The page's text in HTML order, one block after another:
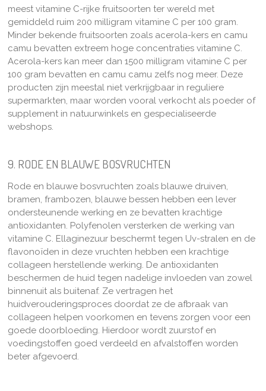
meest vitamine C-rijke fruitsoorten ter wereld met
gemiddeld ruim 200 milligram vitamine C per 100 gram.
Minder bekende fruitsoorten zoals acerola-kers en camu
camu bevatten extreem hoge concentraties vitamine C.
Acerola-kers kan meer dan 1500 milligram vitamine C per
100 gram bevatten en camu camu zelfs nog meer. Deze
producten zijn meestal niet verkrijgbaar in reguliere
supermarkten, maar worden vooral verkocht als poeder of
supplement in natuurwinkels en gespecialiseerde
webshops.
9. RODE EN BLAUWE BOSVRUCHTEN
Rode en blauwe bosvruchten zoals blauwe druiven,
bramen, frambozen, blauwe bessen hebben een lever
ondersteunende werking en ze bevatten krachtige
antioxidanten. Polyfenolen versterken de werking van
vitamine C. Ellaginezuur beschermt tegen Uv-stralen en de
flavonoïden in deze vruchten hebben een krachtige
collageen herstellende werking. De antioxidanten
beschermen de huid tegen nadelige invloeden van zowel
binnenuit als buitenaf. Ze vertragen het
huidverouderingsproces doordat ze de afbraak van
collageen helpen voorkomen en tevens zorgen voor een
goede doorbloeding. Hierdoor wordt zuurstof en
voedingstoffen goed verdeeld en afvalstoffen worden
beter afgevoerd.